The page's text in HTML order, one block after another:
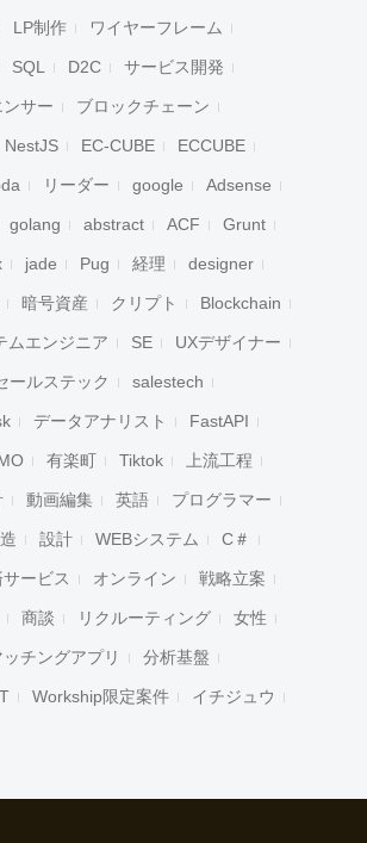
LP制作 ワイヤーフレーム
SQL D2C サービス開発
サー ブロックチェーン
NestJS EC-CUBE ECCUBE
リーダー google Adsense
golang abstract ACF Grunt
jade Pug 経理 designer
暗号資産 クリプト Blockchain
ムエンジニア SE UXデザイナー
ールステック salestech
データアナリスト FastAPI
有楽町 Tiktok 上流工程
動画編集 英語 プログラマー
設計 WEBシステム C＃
ービス オンライン 戦略立案
商談 リクルーティング 女性
ッチングアプリ 分析基盤
Workship限定案件 イチジュウ